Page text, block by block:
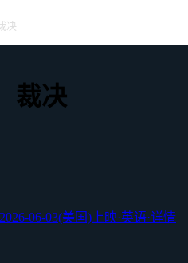
决
裁决
2026-06-03(美国)上映·英语·详情